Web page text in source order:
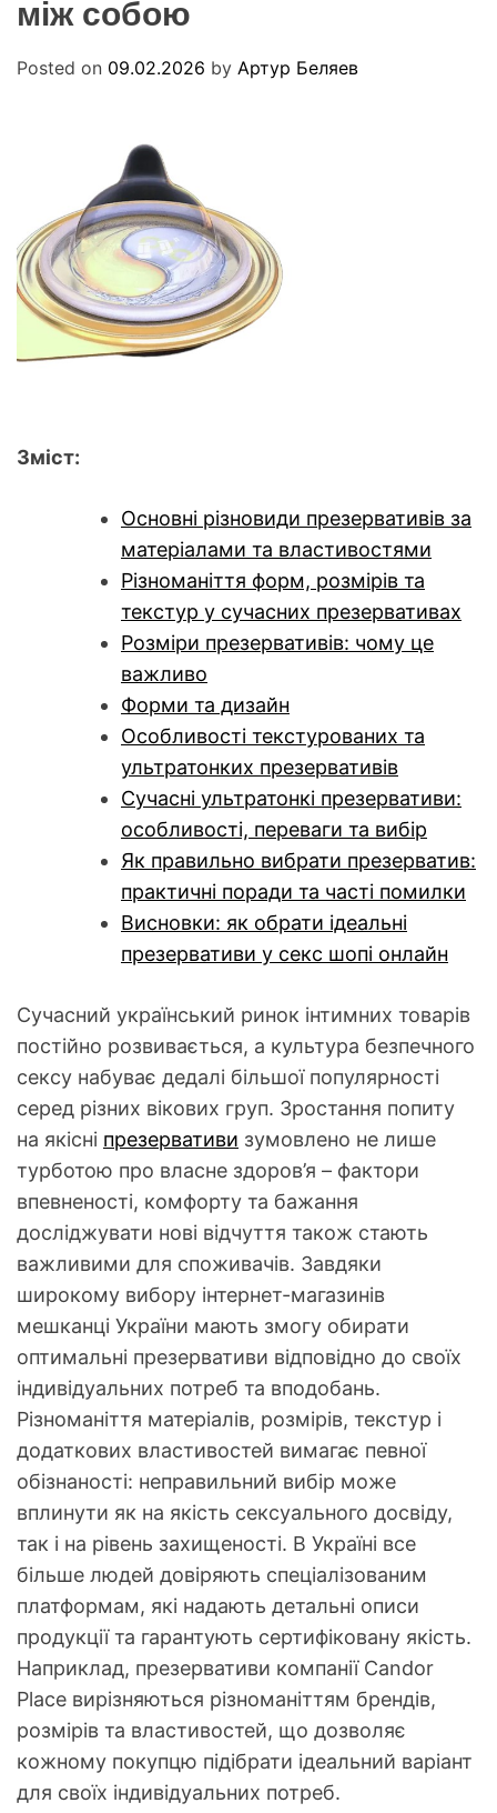
між собою
Posted on 09.02.2026 by Артур Беляев
Зміст:
Основні різновиди презервативів за
матеріалами та властивостями
Різноманіття форм, розмірів та
текстур у сучасних презервативах
Розміри презервативів: чому це
важливо
Форми та дизайн
Особливості текстурованих та
ультратонких презервативів
Сучасні ультратонкі презервативи:
особливості, переваги та вибір
Як правильно вибрати презерватив:
практичні поради та часті помилки
Висновки: як обрати ідеальні
презервативи у секс шопі онлайн
Сучасний український ринок інтимних товарів
постійно розвивається, а культура безпечного
сексу набуває дедалі більшої популярності
серед різних вікових груп. Зростання попиту
на якісні презервативи зумовлено не лише
турботою про власне здоров’я – фактори
впевненості, комфорту та бажання
досліджувати нові відчуття також стають
важливими для споживачів. Завдяки
широкому вибору інтернет-магазинів
мешканці України мають змогу обирати
оптимальні презервативи відповідно до своїх
індивідуальних потреб та вподобань.
Різноманіття матеріалів, розмірів, текстур і
додаткових властивостей вимагає певної
обізнаності: неправильний вибір може
вплинути як на якість сексуального досвіду,
так і на рівень захищеності. В Україні все
більше людей довіряють спеціалізованим
платформам, які надають детальні описи
продукції та гарантують сертифіковану якість.
Наприклад, презервативи компанії Candor
Place вирізняються різноманіттям брендів,
розмірів та властивостей, що дозволяє
кожному покупцю підібрати ідеальний варіант
для своїх індивідуальних потреб.